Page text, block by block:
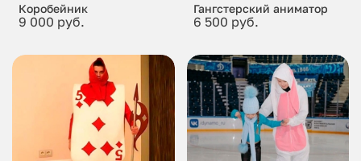
Коробейник
9 000 руб.
Гангстерский аниматор
6 500 руб.